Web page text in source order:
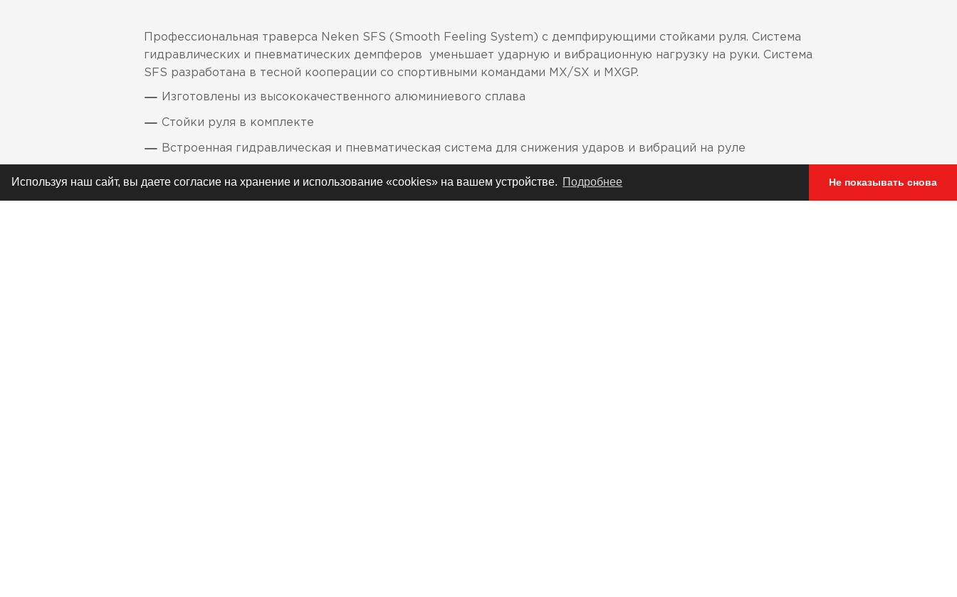
Используя наш сайт, вы даете согласие на хранение и использование «cookies» на вашем устройстве. Подробнее Не показывать снова
Профессиональная траверса Neken SFS (Smooth Feeling System) с демпфирующими стойками руля. Система
гидравлических и пневматических демпферов уменьшает ударную и вибрационную нагрузку на руки. Система
SFS разработана в тесной кооперации со спортивными командами MX/SX и MXGP.
Изготовлены из высококачественного алюминиевого сплава
Стойки руля в комплекте
Встроенная гидравлическая и пневматическая система для снижения ударов и вибраций на руле
Усилия затяжки болтов указаны на траверсах